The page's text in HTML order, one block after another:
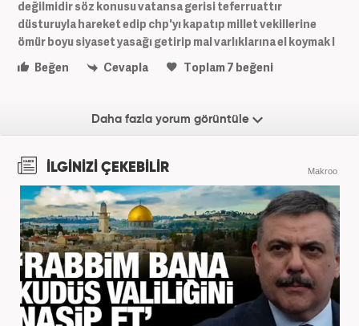
değilmidir söz konusu vatansa gerisi teferruattır
düsturuyla hareket edip chp'yı kapatıp millet vekillerine
ömür boyu siyaset yasağı getirip mal varlıklarına el koymak l
Beğen
Cevapla Toplam7 beğeni
Daha fazla yorum görüntüle
İLGİNİZİ ÇEKEBİLİR Makroo